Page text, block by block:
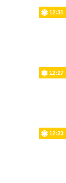
12:31
12:27
12:23